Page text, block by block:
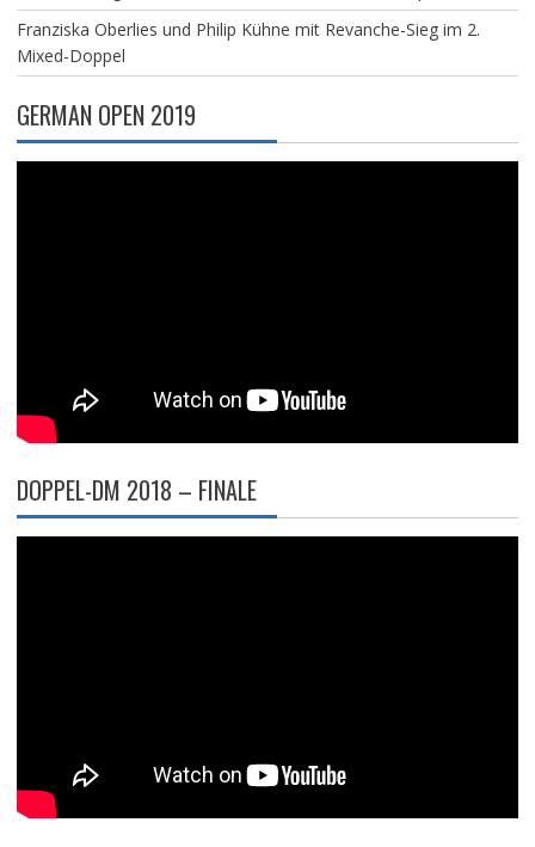
Franziska Oberlies und Philip Kühne mit Revanche-Sieg im 2.
Mixed-Doppel
GERMAN OPEN 2019
DOPPEL-DM 2018 – FINALE